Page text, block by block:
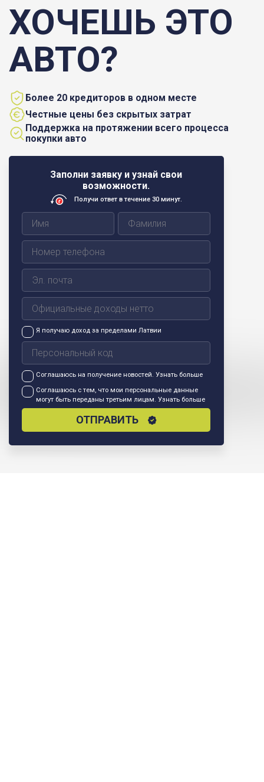
Заполни заявку и узнай свои
возможности.
Получи ответ в течение 30 минут.
Я получаю доход за пределами Латвии
Соглашаюсь на получение новостей.Узнать больше
Соглашаюсь с тем, что мои персональные данные
могут быть переданы третьим лицам.Узнать больше
ОТПРАВИТЬ
ХОЧЕШЬ ЭТО
АВТО?
Более 20 кредиторов в одном месте
Честные цены без скрытых затрат
Поддержка на протяжении всего процесса
покупки авто